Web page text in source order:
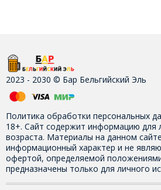
2023 - 2030 © Бар Бельгийский Эль
Политика обработки персональных
18+. Сайт содержит информацию для
возраста. Материалы на данном
информационный характер и не
офертой, определяемой
предназначены только для личного